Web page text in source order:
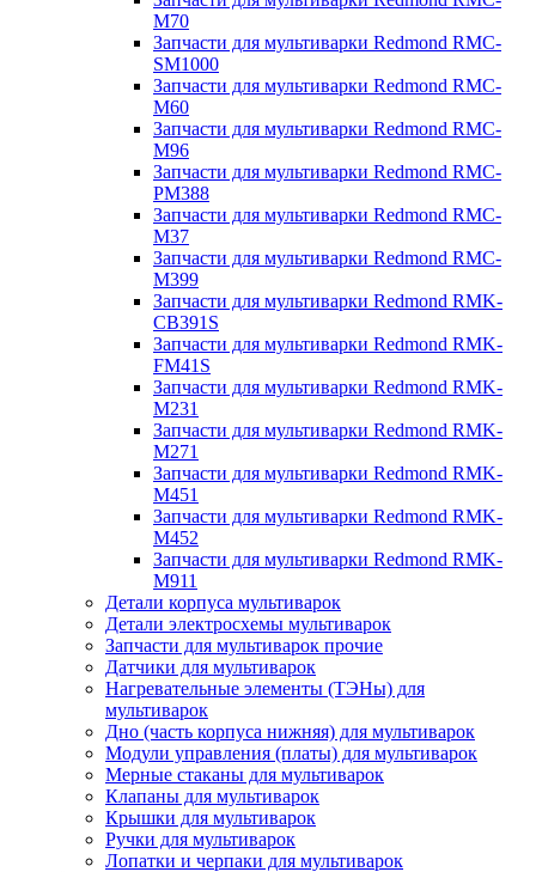
M70
Запчасти для мультиварки Redmond RMC-
SM1000
Запчасти для мультиварки Redmond RMC-
M60
Запчасти для мультиварки Redmond RMC-
M96
Запчасти для мультиварки Redmond RMC-
PM388
Запчасти для мультиварки Redmond RMC-
M37
Запчасти для мультиварки Redmond RMC-
M399
Запчасти для мультиварки Redmond RMK-
CB391S
Запчасти для мультиварки Redmond RMK-
FM41S
Запчасти для мультиварки Redmond RMK-
M231
Запчасти для мультиварки Redmond RMK-
M271
Запчасти для мультиварки Redmond RMK-
M451
Запчасти для мультиварки Redmond RMK-
M452
Запчасти для мультиварки Redmond RMK-
M911
Детали корпуса мультиварок
Детали электросхемы мультиварок
Запчасти для мультиварок прочие
Датчики для мультиварок
Нагревательные элементы (ТЭНы) для
мультиварок
Дно (часть корпуса нижняя) для мультиварок
Модули управления (платы) для мультиварок
Мерные стаканы для мультиварок
Клапаны для мультиварок
Крышки для мультиварок
Ручки для мультиварок
Лопатки и черпаки для мультиварок